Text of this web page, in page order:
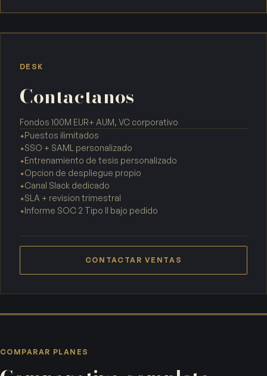
DESK
Contactanos
Fondos 100M EUR+ AUM, VC corporativo
✦Puestos ilimitados
✦SSO + SAML personalizado
✦Entrenamiento de tesis personalizado
✦Opcion de despliegue propio
✦Canal Slack dedicado
✦SLA + revision trimestral
✦Informe SOC 2 Tipo II bajo pedido
CONTACTAR VENTAS
COMPARAR PLANES